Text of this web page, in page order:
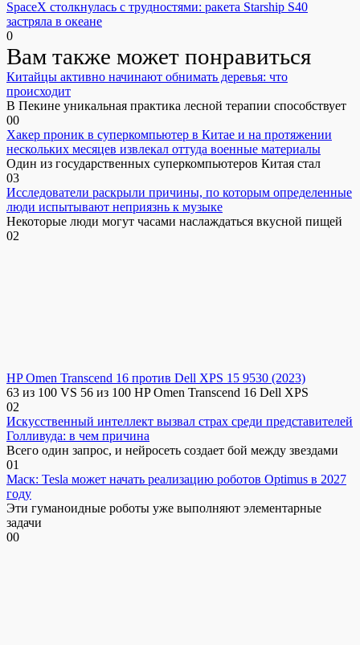
SpaceX столкнулась с трудностями: ракета Starship S40
застряла в океане
0
Вам также может понравиться
Китайцы активно начинают обнимать деревья: что
происходит
В Пекине уникальная практика лесной терапии способствует
00
Хакер проник в суперкомпьютер в Китае и на протяжении
нескольких месяцев извлекал оттуда военные материалы
Один из государственных суперкомпьютеров Китая стал
03
Исследователи раскрыли причины, по которым определенные
люди испытывают неприязнь к музыке
Некоторые люди могут часами наслаждаться вкусной пищей
02
HP Omen Transcend 16 против Dell XPS 15 9530 (2023)
63 из 100 VS 56 из 100 HP Omen Transcend 16 Dell XPS
02
Искусственный интеллект вызвал страх среди представителей
Голливуда: в чем причина
Всего один запрос, и нейросеть создает бой между звездами
01
Маск: Tesla может начать реализацию роботов Optimus в 2027
году
Эти гуманоидные роботы уже выполняют элементарные
задачи
00